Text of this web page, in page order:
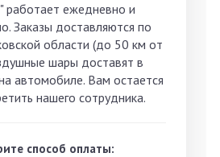
работает ежедневно и
Заказы доставляются по
области (до 50 км от
шары доставят в
автомобиле. Вам остается
нашего сотрудника.
способ оплаты: